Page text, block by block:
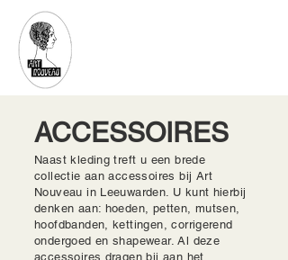
ACCESSOIRES
Naast kleding treft u een brede
collectie aan accessoires bij Art
Nouveau in Leeuwarden. U kunt hierbij
denken aan: hoeden, petten, mutsen,
hoofdbanden, kettingen, corrigerend
ondergoed en shapewear. Al deze
accessoires dragen bij aan het